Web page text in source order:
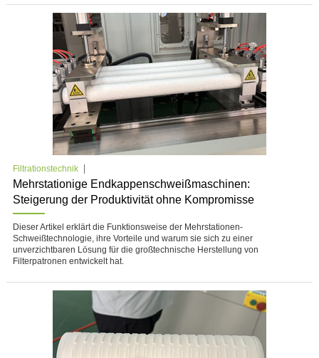
Filtrationstechnik
Mehrstationige Endkappenschweißmaschinen:
Steigerung der Produktivität ohne Kompromisse
Dieser Artikel erklärt die Funktionsweise der Mehrstationen-
Schweißtechnologie, ihre Vorteile und warum sie sich zu einer
unverzichtbaren Lösung für die großtechnische Herstellung von
Filterpatronen entwickelt hat.